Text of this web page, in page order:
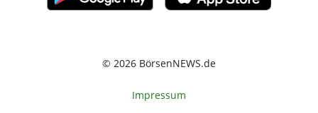
© 2026 BörsenNEWS.de
Impressum